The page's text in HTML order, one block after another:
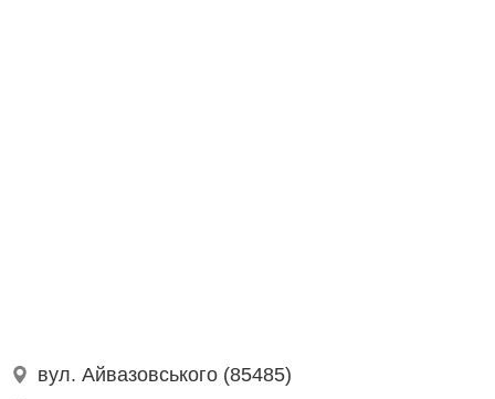
вул. Айвазовського (85485)